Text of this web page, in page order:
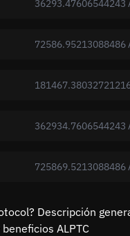
36293.47606544243
72586.95213088486
362934.7606544243
725869.5213088486
Descripción
ALPTC